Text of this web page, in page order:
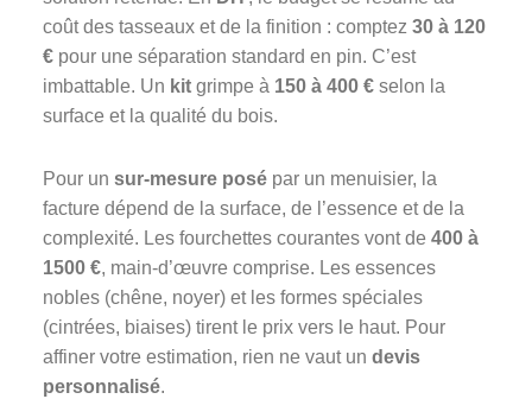
coût des tasseaux et de la finition : comptez 30 à 120
€ pour une séparation standard en pin. C’est
imbattable. Un kit grimpe à 150 à 400 € selon la
surface et la qualité du bois.
Pour un sur-mesure posé par un menuisier, la
facture dépend de la surface, de l’essence et de la
complexité. Les fourchettes courantes vont de 400 à
1500 €, main-d’œuvre comprise. Les essences
nobles (chêne, noyer) et les formes spéciales
(cintrées, biaises) tirent le prix vers le haut. Pour
affiner votre estimation, rien ne vaut un devis
personnalisé.